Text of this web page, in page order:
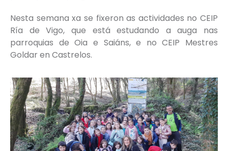
Nesta semana xa se fixeron as actividades no CEIP
Ría de Vigo, que está estudando a auga nas
parroquias de Oia e Saiáns, e no CEIP Mestres
Goldar en Castrelos.